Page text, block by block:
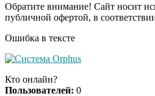
Обратите внимание! Сайт носит
публичной офертой, в
Ошибка в тексте
Кто онлайн?
Пользователей: 0